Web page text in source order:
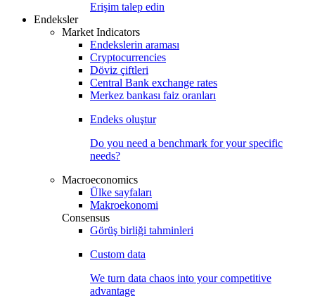
Erişim talep edin
Endeksler
Market Indicators
Endekslerin araması
Cryptocurrencies
Döviz çiftleri
Central Bank exchange rates
Merkez bankası faiz oranları
Endeks oluştur
Do you need a benchmark for your specific
needs?
Macroeconomics
Ülke sayfaları
Makroekonomi
Consensus
Görüş birliği tahminleri
Custom data
We turn data chaos into your competitive
advantage